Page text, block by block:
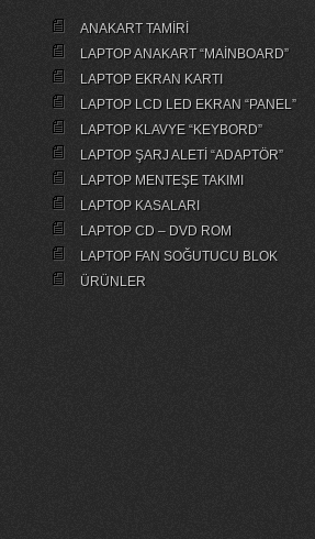
ANAKART TAMİRİ
LAPTOP ANAKART “MAİNBOARD”
LAPTOP EKRAN KARTI
LAPTOP LCD LED EKRAN “PANEL”
LAPTOP KLAVYE “KEYBORD”
LAPTOP ŞARJ ALETİ “ADAPTÖR”
LAPTOP MENTEŞE TAKIMI
LAPTOP KASALARI
LAPTOP CD – DVD ROM
LAPTOP FAN SOĞUTUCU BLOK
ÜRÜNLER